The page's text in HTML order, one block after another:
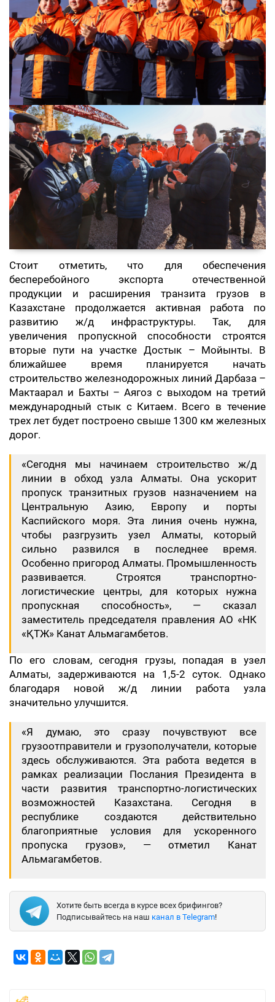
Стоит отметить, что для обеспечения
бесперебойного экспорта отечественной
продукции и расширения транзита грузов в
Казахстане продолжается активная работа по
развитию ж/д инфраструктуры. Так, для
увеличения пропускной способности строятся
вторые пути на участке Достык – Мойынты. В
ближайшее время планируется начать
строительство железнодорожных линий Дарбаза –
Мактаарал и Бахты – Аягоз с выходом на третий
международный стык с Китаем. Всего в течение
трех лет будет построено свыше 1300 км железных
дорог.
«Сегодня мы начинаем строительство ж/д
линии в обход узла Алматы. Она ускорит
пропуск транзитных грузов назначением на
Центральную Азию, Европу и порты
Каспийского моря. Эта линия очень нужна,
чтобы разгрузить узел Алматы, который
сильно развился в последнее время.
Особенно пригород Алматы. Промышленность
развивается. Строятся транспортно-
логистические центры, для которых нужна
пропускная способность», — сказал
заместитель председателя правления АО «НК
«ҚТЖ» Канат Альмагамбетов.
По его словам, сегодня грузы, попадая в узел
Алматы, задерживаются на 1,5-2 суток. Однако
благодаря новой ж/д линии работа узла
значительно улучшится.
«Я думаю, это сразу почувствуют все
грузоотправители и грузополучатели, которые
здесь обслуживаются. Эта работа ведется в
рамках реализации Послания Президента в
части развития транспортно-логистических
возможностей Казахстана. Сегодня в
республике создаются действительно
благоприятные условия для ускоренного
пропуска грузов», — отметил Канат
Альмагамбетов.
Хотите быть всегда в курсе всех брифингов?
Подписывайтесь на наш канал в Telegram!